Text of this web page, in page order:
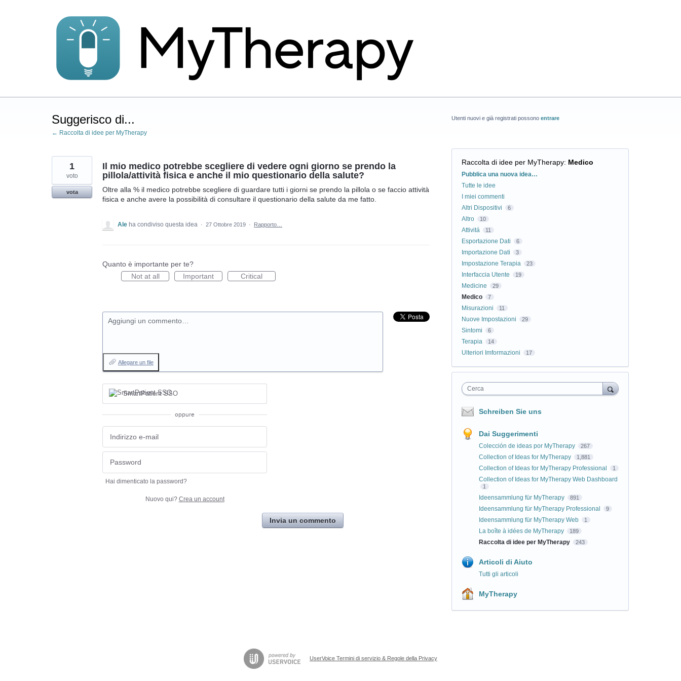
Suggerisco di...
← Raccolta di idee per MyTherapy
Il mio medico potrebbe scegliere di vedere ogni giorno se prendo la
pillola/attività fisica e anche il mio questionario della salute?
Oltre alla % il medico potrebbe scegliere di guardare tutti i giorni se prendo la pillola o se faccio attività
fisica e anche avere la possibilità di consultare il questionario della salute da me fatto.
1
voto
vota
Ale ha condiviso questa idea · 27 Ottobre 2019 · Rapporto…
Quanto è importante per te?
Not at all
Important Critical
Aggiungi un commento…
Allegare un file
SmartPatient SSO
oppure
Hai dimenticato la password?
Nuovo qui? Crea un account
Invia un commento
Utenti nuovi e già registrati possono entrare
Raccolta di idee per MyTherapy: Medico
Categorie
Pubblica una nuova idea…
Tutte le idee
I miei commenti
Altri Dispositivi
6
Altro 10
Attivitá 11
Esportazione Dati 6
Importazione Dati 3
Impostazione Terapia 23
Interfaccia Utente 19
Medicine 29
Medico 7
Misurazioni 11
Nuove Impostazioni 29
Sintomi 6
Terapia 14
Ulteriori Imformazioni 17
Cerca
Schreiben Sie uns
Dai Suggerimenti
Colección de ideas por MyTherapy 267
Collection of Ideas for MyTherapy 1,881
Collection of Ideas for MyTherapy Professional 1
Collection of Ideas for MyTherapy Web Dashboard
1
Ideensammlung für MyTherapy 891
Ideensammlung für MyTherapy Professional 9
Ideensammlung für MyTherapy Web 1
La boîte à idées de MyTherapy 189
Raccolta di idee per MyTherapy 243
Articoli di Aiuto
Tutti gli articoli
MyTherapy
UserVoice Termini di servizio & Regole della Privacy